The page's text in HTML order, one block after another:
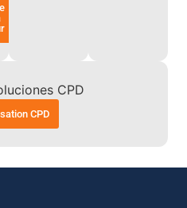
CPD